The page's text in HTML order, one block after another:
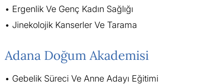
Ergenlik Ve Genç Kadın Sağlığı
Jinekolojik Kanserler Ve Tarama
Adana Doğum Akademisi
Gebelik Süreci Ve Anne Adayı Eğitimi